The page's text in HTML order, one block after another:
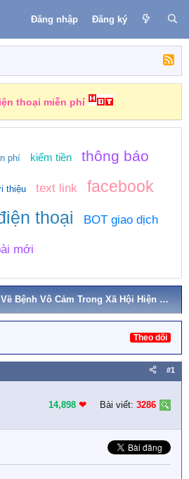
Đăng nhập Đăng ký
thoại miễn phí
phí kiếm tiền thông báo
thiệu text link facebook
thoại BOT giao dịch
mới
NLXH 200 Chữ: Suy Nghĩ Về Bệnh Vô Cảm Trong Xã Hội Hiện Nay
Theo dõi
#1
14,898 ❤︎ Bài viết: 3286